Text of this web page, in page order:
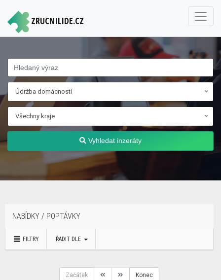
ZRUCNILIDE.CZ
Údržba domácnosti
Všechny kraje
Vyhledat inzeráty
NABÍDKY / POPTÁVKY
FILTRY ŘADIT DLE
Začátek Konec